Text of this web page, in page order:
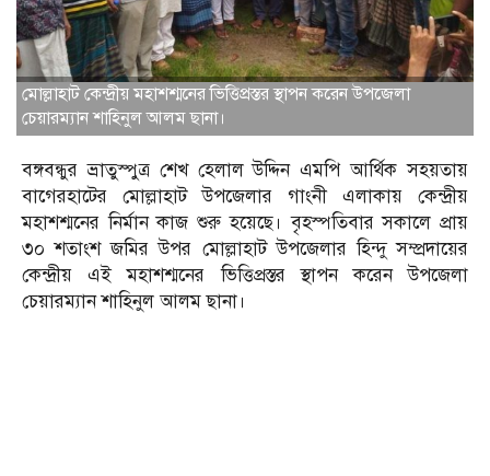
মোল্লাহাট কেন্দ্রীয় মহাশশ্মনের ভিত্তিপ্রস্তর স্থাপন করেন উপজেলা
চেয়ারম্যান শাহিনুল আলম ছানা।
বঙ্গবন্ধুর ভ্রাতুস্পুত্র শেখ হেলাল উদ্দিন এমপি আর্থিক সহয়তায়
বাগেরহাটের মোল্লাহাট উপজেলার গাংনী এলাকায় কেন্দ্রীয়
মহাশশ্মনের নির্মান কাজ শুরু হয়েছে। বৃহস্পতিবার সকালে প্রায়
৩০ শতাংশ জমির উপর মোল্লাহাট উপজেলার হিন্দু সম্প্রদায়ের
কেন্দ্রীয় এই মহাশশ্মনের ভিত্তিপ্রস্তর স্থাপন করেন উপজেলা
চেয়ারম্যান শাহিনুল আলম ছানা।